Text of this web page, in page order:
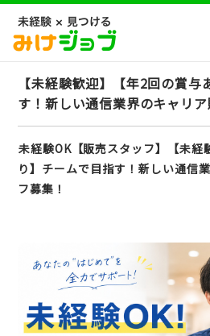
【未経験歓迎】【年2回の賞
す！新しい通信業界のキャリ
未経験OK【販売スタッフ】【未経
り】チームで目指す！新しい通信
フ募集！